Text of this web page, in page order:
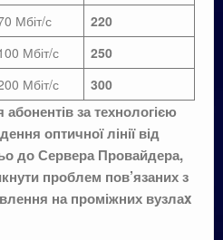
Мбіт/с
220
Мбіт/с
250
Мбіт/с 300
за технологією
оптичної лінії від
до Сервера Провайдера,
проблем пов’язаних з
на проміжних вузлаx